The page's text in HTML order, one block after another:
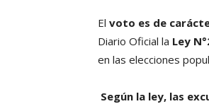
El voto es de
Diario Oficial la Ley
en las elecciones
Según la ley, las